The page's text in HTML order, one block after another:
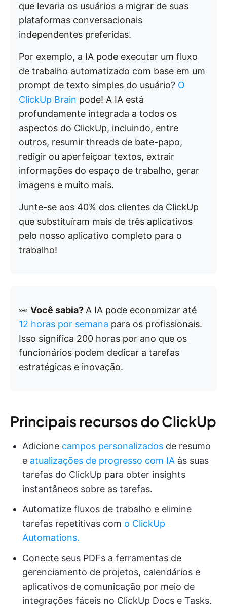
que levaria os usuários a migrar de suas
plataformas conversacionais
independentes preferidas.
Por exemplo, a IA pode executar um fluxo
de trabalho automatizado com base em um
prompt de texto simples do usuário? O
ClickUp Brain pode! A IA está
profundamente integrada a todos os
aspectos do ClickUp, incluindo, entre
outros, resumir threads de bate-papo,
redigir ou aperfeiçoar textos, extrair
informações do espaço de trabalho, gerar
imagens e muito mais.
Junte-se aos 40% dos clientes da ClickUp
que substituíram mais de três aplicativos
pelo nosso aplicativo completo para o
trabalho!
👀 Você sabia? A IA pode economizar até
12 horas por semana para os profissionais.
Isso significa 200 horas por ano que os
funcionários podem dedicar a tarefas
estratégicas e inovação.
Principais recursos do ClickUp
Adicione campos personalizados de resumo
e atualizações de progresso com IA às suas
tarefas do ClickUp para obter insights
instantâneos sobre as tarefas.
Automatize fluxos de trabalho e elimine
tarefas repetitivas com o ClickUp
Automations.
Conecte seus PDFs a ferramentas de
gerenciamento de projetos, calendários e
aplicativos de comunicação por meio de
integrações fáceis no ClickUp Docs e Tasks.